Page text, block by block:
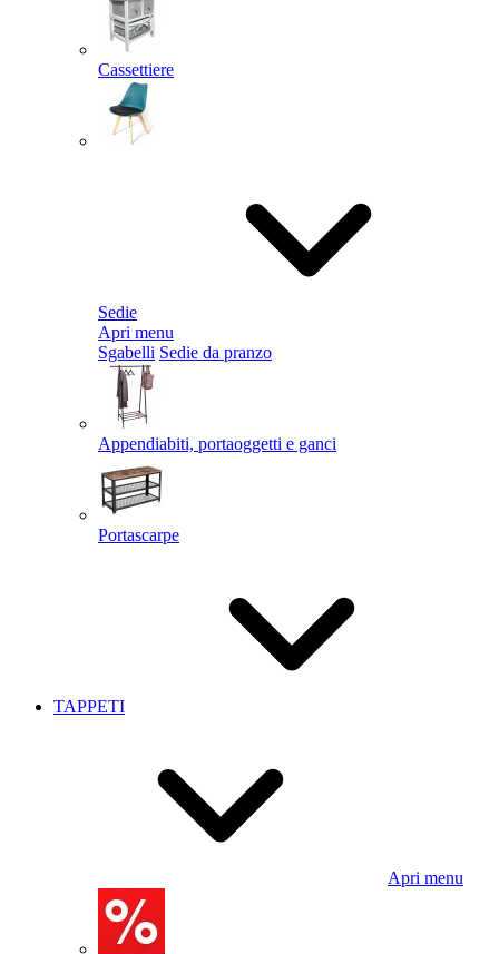
Cassettiere
Sedie
Apri menu
Sgabelli Sedie da pranzo
Appendiabiti, portaoggetti e ganci
Portascarpe
TAPPETI
Apri menu